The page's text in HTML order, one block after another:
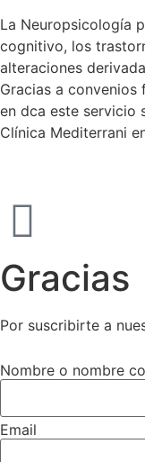
La Neuropsicología
cognitivo, los
alteraciones
Gracias a
en dca este servicio
Clínica Mediterrani
Gracias
Por suscribirte a
Nombre o nombre
Email